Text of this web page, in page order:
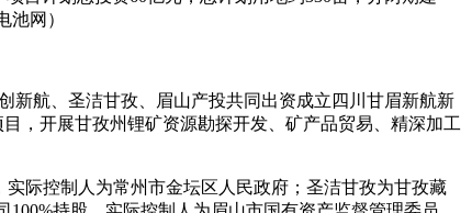
网）
新航、圣洁甘孜、眉山产投共同出资成立四川甘眉新航新
，开展甘孜州锂矿资源勘探开发、矿产品贸易、精深加工
际控制人为常州市金坛区人民政府；圣洁甘孜为甘孜藏